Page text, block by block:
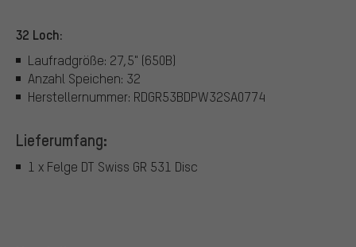
32 Loch:
Laufradgröße: 27,5" (650B)
Anzahl Speichen: 32
Herstellernummer: RDGR53BDPW32SA0774
Lieferumfang:
1 x Felge DT Swiss GR 531 Disc